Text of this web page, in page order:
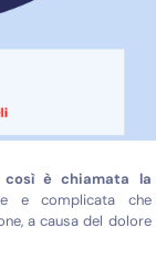
così è chiamata la
e complicata che
a causa del dolore